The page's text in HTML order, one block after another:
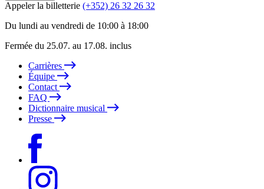
Appeler la billetterie (+352) 26 32 26 32
Du lundi au vendredi de 10:00 à 18:00
Fermée du 25.07. au 17.08. inclus
Carrières
Équipe
Contact
FAQ
Dictionnaire musical
Presse